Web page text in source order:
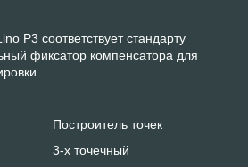
P3 соответствует стандарту
фиксатор компенсатора для
Построитель точек
3-x точечный